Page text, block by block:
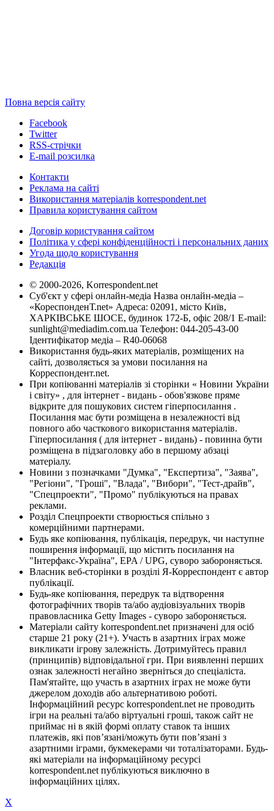
Повна версія сайту
Facebook
Twitter
RSS-стрічки
E-mail розсилка
Контакти
Реклама на сайті
Використання матеріалів korrespondent.net
Правила користування сайтом
Договір користування сайтом
Політика у сфері конфіденційності і персональних даних
Угода щодо користування
Редакція
© 2000-2026, Korrespondent.net
Суб'єкт у сфері онлайн-медіа Назва онлайн-медіа –
«КореспонденТ.net» Адреса: 02091, місто Київ,
ХАРКІВСЬКЕ ШОСЕ, будинок 172-Б, офіс 208/1 E-mail:
sunlight@mediadim.com.ua Телефон: 044-205-43-00
Ідентифікатор медіа – R40-06068
Використання будь-яких матеріалів, розміщених на
сайті, дозволяється за умови посилання на
Корреспондент.net.
При копіюванні матеріалів зі сторінки « Новини України
і світу» , для інтернет - видань - обов'язкове пряме
відкрите для пошукових систем гіперпосилання .
Посилання має бути розміщена в незалежності від
повного або часткового використання матеріалів.
Гіперпосилання ( для інтернет - видань) - повинна бути
розміщена в підзаголовку або в першому абзаці
матеріалу.
Новини з позначками "Думка", "Експертиза", "Заява",
"Регіони", "Гроші", "Влада", "Вибори", "Тест-драйв",
"Спецпроекти", "Промо" публікуються на правах
реклами.
Розділ Спецпроекти створюється спільно з
комерційними партнерами.
Будь яке копіювання, публікація, передрук, чи наступне
поширення інформації, що містить посилання на
"Інтерфакс-Україна", EPA / UPG, суворо забороняється.
Власник веб-сторінки в розділі Я-Корреспондент є автор
публікації.
Будь-яке копіювання, передрук та відтворення
фотографічних творів та/або аудіовізуальних творів
правовласника Getty Images - суворо забороняється.
Матеріали сайту korrespondent.net призначені для осіб
старше 21 року (21+). Участь в азартних іграх може
викликати ігрову залежність. Дотримуйтесь правил
(принципів) відповідальної гри. При виявленні перших
ознак залежності негайно зверніться до спеціаліста.
Пам'ятайте, що участь в азартних іграх не може бути
джерелом доходів або альтернативою роботі.
Інформаційний ресурс korrespondent.net не проводить
ігри на реальні та/або віртуальні гроші, також сайт не
приймає ні в якій формі оплату ставок та інших
платежів, які пов’язані/можуть бути пов’язані з
азартними іграми, букмекерами чи тоталізаторами. Будь-
які матеріали на інформаційному ресурсі
korrespondent.net публікуються виключно в
інформаційних цілях.
X